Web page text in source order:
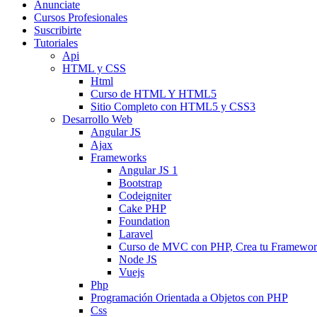
Anunciate
Cursos Profesionales
Suscribirte
Tutoriales
Api
HTML y CSS
Html
Curso de HTML Y HTML5
Sitio Completo con HTML5 y CSS3
Desarrollo Web
Angular JS
Ajax
Frameworks
Angular JS 1
Bootstrap
Codeigniter
Cake PHP
Foundation
Laravel
Curso de MVC con PHP, Crea tu
Node JS
Vuejs
Php
Programación Orientada a Objetos con PHP
Css